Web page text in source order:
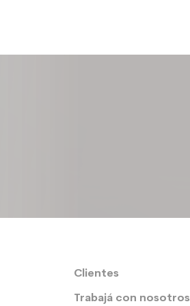
Clientes
Trabajá con nosotros